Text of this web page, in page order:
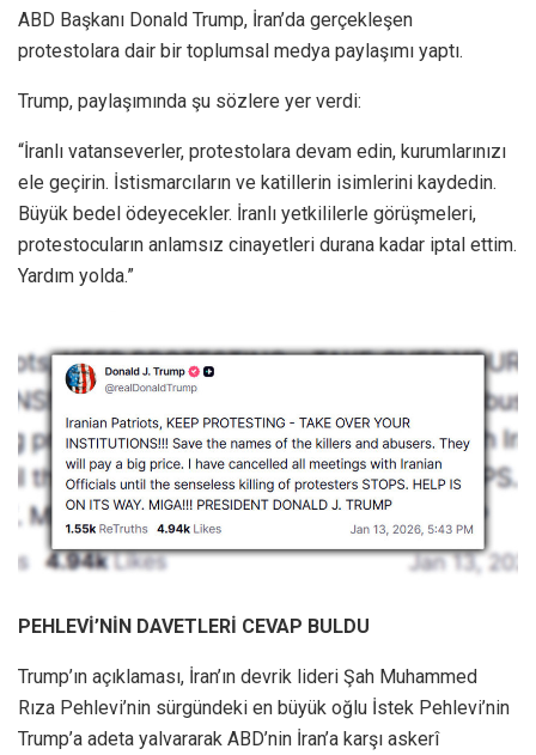
ABD Başkanı Donald Trump, İran’da gerçekleşen
protestolara dair bir toplumsal medya paylaşımı yaptı.
Trump, paylaşımında şu sözlere yer verdi:
“İranlı vatanseverler, protestolara devam edin, kurumlarınızı
ele geçirin. İstismarcıların ve katillerin isimlerini kaydedin.
Büyük bedel ödeyecekler. İranlı yetkililerle görüşmeleri,
protestocuların anlamsız cinayetleri durana kadar iptal ettim.
Yardım yolda.”
PEHLEVİ’NİN DAVETLERİ CEVAP BULDU
Trump’ın açıklaması, İran’ın devrik lideri Şah Muhammed
Rıza Pehlevi’nin sürgündeki en büyük oğlu İstek Pehlevi’nin
Trump’a adeta yalvararak ABD’nin İran’a karşı askerî